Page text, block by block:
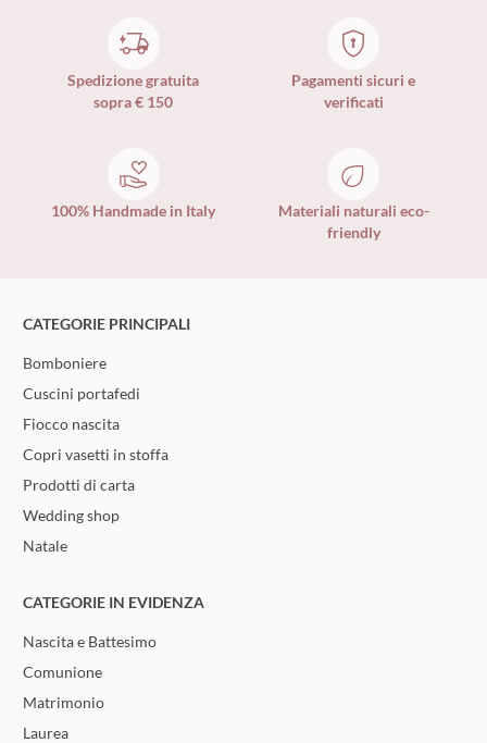
Spedizione gratuita
sopra € 150
Pagamenti sicuri e
verificati
100% Handmade in Italy
Materiali naturali eco-
friendly
CATEGORIE PRINCIPALI
Bomboniere
Cuscini portafedi
Fiocco nascita
Copri vasetti in stoffa
Prodotti di carta
Wedding shop
Natale
CATEGORIE IN EVIDENZA
Nascita e Battesimo
Comunione
Matrimonio
Laurea